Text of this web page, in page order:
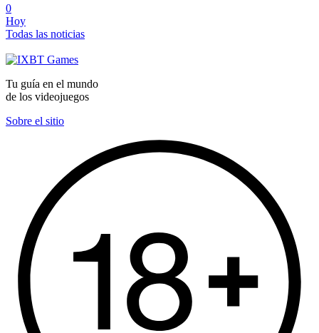
0
Hoy
Todas las noticias
Tu guía en el mundo
de los videojuegos
Sobre el sitio